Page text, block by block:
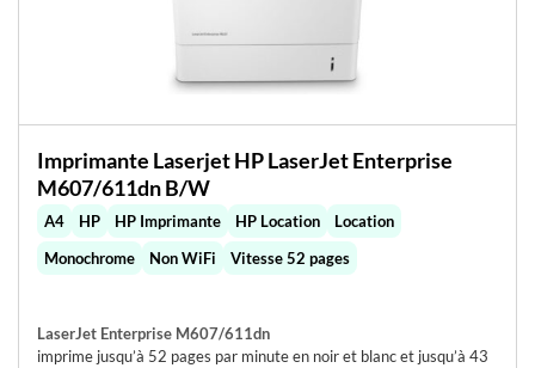
Imprimante Laserjet HP LaserJet Enterprise
M607/611dn B/W
A4 HP HP Imprimante HP Location
Location
Monochrome
Non WiFi Vitesse 52 pages
LaserJet Enterprise M607/611dn
imprime jusqu’à 52 pages par minute en noir et blanc et jusqu’à 43